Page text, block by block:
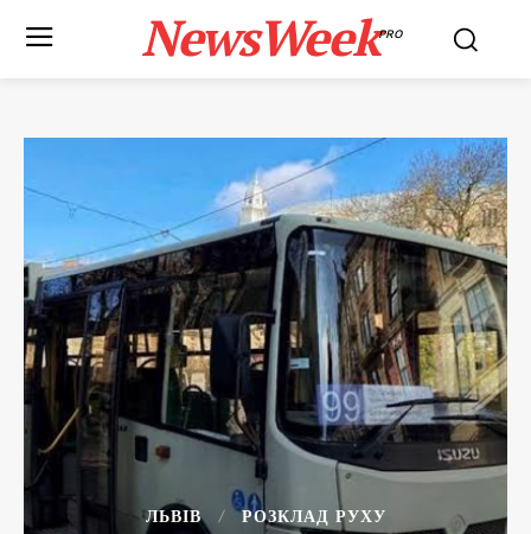
NewsWeekPRO
ЛЬВІВ РОЗКЛАД РУХУ